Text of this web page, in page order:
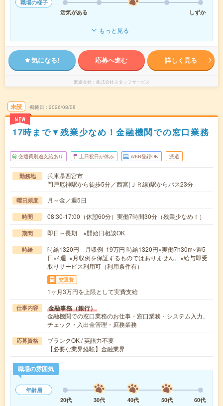
職場の様子
活気がある
しずか
もっと見る
気になる! 応募へ進む 詳しく見る
派遣会社 株式会社スタッフサービス
未読
NEW
掲載日 2026/08/08
17時まで▼残業少なめ！金融機関での窓口業務
交通費別途支給あり 土日祝日が休み WEB登録OK 派遣
勤務地
兵庫県西宮市
門戸厄神駅から徒歩5分／西宮(ＪＲ線)駅からバス23分
曜日頻度 月～金／週5日
時間 08:30-17:00（休憩60分）実働7時間30分（残業少なめ！）
期間 即日～長期 ※開始日相談OK
時給
時給1320円 月収例 19万円 時給1320円×実働7h30m×週5
日×4週 ※月収例を保証するものではありません。※給与即受
取りサービス利用可（利用条件有）
交通費
1ヶ月3万円を上限として実費支給
仕事内容 金融事務（銀行）
金融機関での窓口業務のお仕事・窓口業務・システム入力、
チェック・入出金管理・庶務業務
応募資格
ブランクOK / 英語力不要
【必要な業界経験】金融業界
職場の雰囲気
年齢層
20代
30代 40代 50代 60代